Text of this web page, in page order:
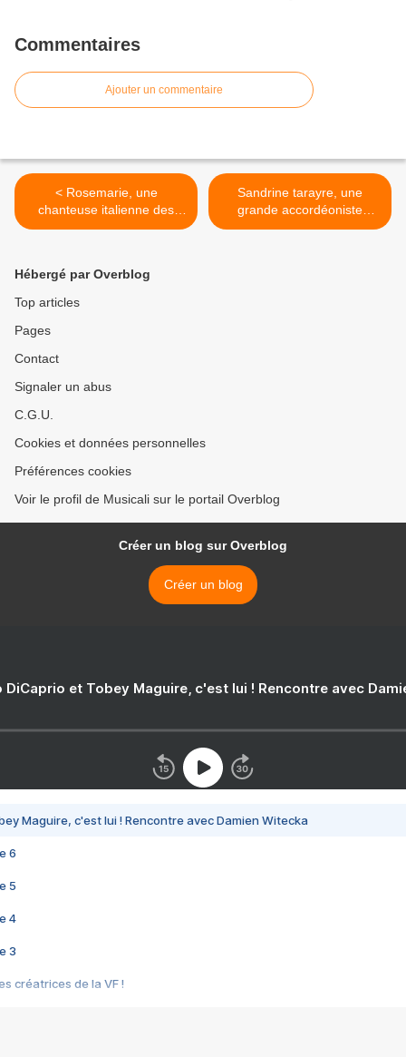
Commentaires
Ajouter un commentaire
< Rosemarie, une
chanteuse italienne des
années 1960 et son hit
Sandrine tarayre, une
grande accordéoniste
française qui enseigne
Hébergé par Overblog
Top articles
Pages
Contact
Signaler un abus
C.G.U.
Cookies et données personnelles
Préférences cookies
Voir le profil de Musicali sur le portail Overblog
Créer un blog sur Overblog
Créer un blog
DiCaprio et Tobey Maguire, c'est lui ! Rencontre avec
Maguire, c'est lui ! Rencontre avec Damien Witecka
6
5
4
3
créatrices de la VF !